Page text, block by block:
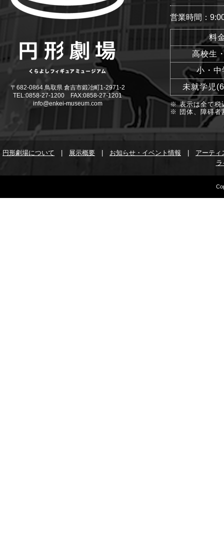
〒682-0864 鳥取県 倉吉市鍛冶町1-2971-2
TEL:0858-27-1200 FAX:0858-27-1201
info@enkei-museum.com
営業時間：
料
高校生
小・中
未就学児
※ 表示は全て税
※ 団体、障碍者
円形劇場について 展示概要 お知らせ・イベント情報
アーティ